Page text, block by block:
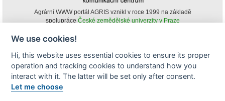
Agrární WWW portál AGRIS vznikl v roce 1999 na základě
spolupráce České zemědělské univerzity v Praze
obsahu agrárního WWW portálu AGRIS je možné
(pokud není uvedeno jinak) pouze za podmínky uvedení zdroje v podobě
www.agris.cz a data publikace v AGRISu.
We use cookies!
Hi, this website uses essential cookies to ensure its proper
operation and tracking cookies to understand how you
interact with it. The latter will be set only after consent.
Let me choose